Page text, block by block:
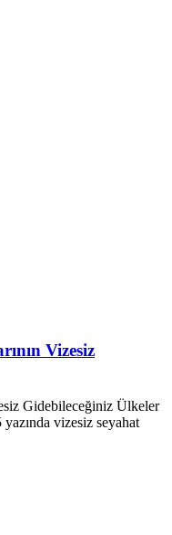
Vizesiz
Gidebileceğiniz Ülkeler
vizesiz seyahat